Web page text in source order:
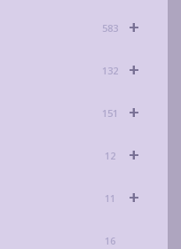
+
583
+
132
+
151
+
12
+
11
16